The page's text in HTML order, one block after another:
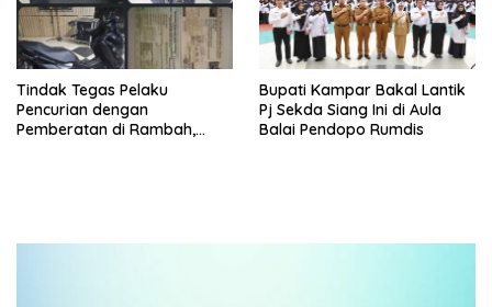
Tindak Tegas Pelaku
Pencurian dengan
Pemberatan di Rambah,
Bupati Kampar Bakal Lantik
Pj Sekda Siang Ini di Aula
Balai Pendopo Rumdis